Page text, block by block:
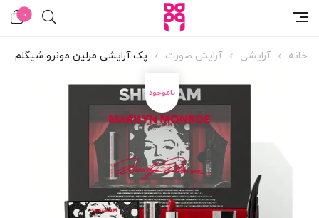
0
خانه آرایشی آرایش صورت پک آرایشی مرلین مونرو شیگلم